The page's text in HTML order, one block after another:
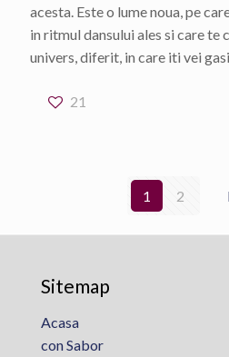
acesta. Este o lume noua, pe
in ritmul dansului ales si care te
univers, diferit, in care iti vei gasi
21
1 2
Sitemap
Acasa
con Sabor